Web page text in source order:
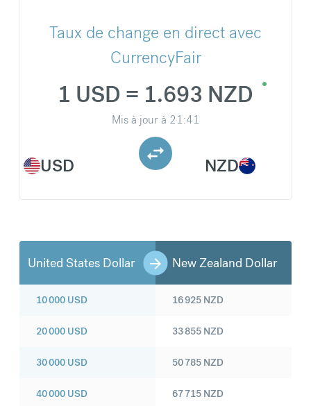
Taux de change en direct avec
CurrencyFair
USD
1 USD = 1.693 NZD
Mis à jour à 21:41
NZD
United States Dollar New Zealand Dollar
10 000 USD
20 000 USD
30 000 USD
40 000 USD
16 925 NZD
33 855 NZD
50 785 NZD
67 715 NZD